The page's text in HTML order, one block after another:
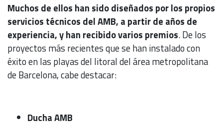
Muchos de ellos han sido diseñados por los propios
servicios técnicos del AMB, a partir de años de
experiencia, y han recibido varios premios. De los
proyectos más recientes que se han instalado con
éxito en las playas del litoral del área metropolitana
de Barcelona, cabe destacar:
Ducha AMB